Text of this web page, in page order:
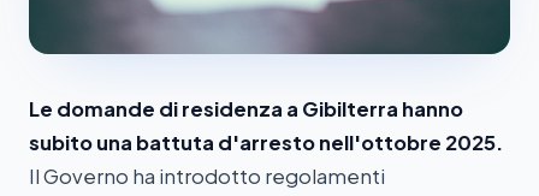
Le domande di residenza a Gibilterra hanno
subito una battuta d'arresto nell'ottobre 2025.
Il Governo ha introdotto regolamenti